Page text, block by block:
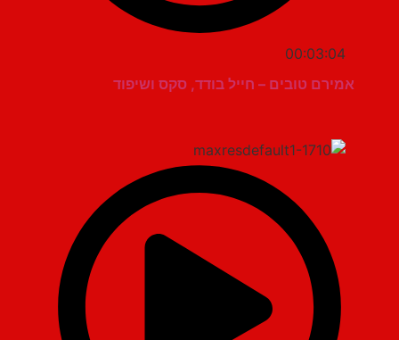
00:03:04
אמירם טובים – חייל בודד, סקס ושיפוד